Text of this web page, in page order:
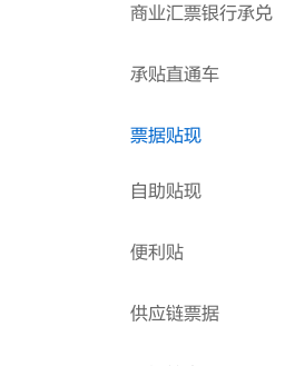
商业汇票银行承兑
承贴直通车
票据贴现
自助贴现
便利贴
供应链票据